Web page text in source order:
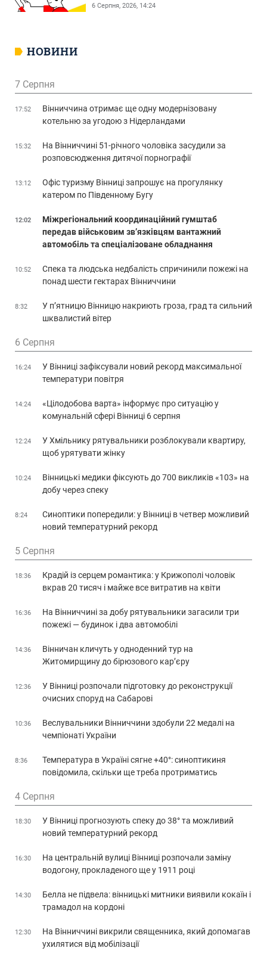
6 Серпня, 2026, 14:24
НОВИНИ
7 Серпня
17:52
Вінниччина отримає ще одну модернізовану
котельню за угодою з Нідерландами
15:32
На Вінниччині 51-річного чоловіка засудили за
розповсюдження дитячої порнографії
13:12
Офіс туризму Вінниці запрошує на прогулянку
катером по Південному Бугу
12:02
Міжрегіональний координаційний гумштаб
передав військовим зв’язківцям вантажний
автомобіль та спеціалізоване обладнання
10:52
Спека та людська недбалість спричинили пожежі на
понад шести гектарах Вінниччини
8:32
У п’ятницю Вінницю накриють гроза, град та сильний
шквалистий вітер
6 Серпня
16:24
У Вінниці зафіксували новий рекорд максимальної
температури повітря
14:24
«Цілодобова варта» інформує про ситуацію у
комунальній сфері Вінниці 6 серпня
12:24
У Хмільнику рятувальники розблокували квартиру,
щоб урятувати жінку
10:24
Вінницькі медики фіксують до 700 викликів «103» на
добу через спеку
8:24
Синоптики попередили: у Вінниці в четвер можливий
новий температурний рекорд
5 Серпня
18:36
Крадій із серцем романтика: у Крижополі чоловік
вкрав 20 тисяч і майже все витратив на квіти
16:36
На Вінниччині за добу рятувальники загасили три
пожежі — будинок і два автомобілі
14:36
Вінничан кличуть у одноденний тур на
Житомирщину до бірюзового кар’єру
12:36
У Вінниці розпочали підготовку до реконструкції
очисних споруд на Сабарові
10:36
Веслувальники Вінниччини здобули 22 медалі на
чемпіонаті України
8:36
Температура в Україні сягне +40°: синоптикиня
повідомила, скільки ще треба протриматись
4 Серпня
18:30
У Вінниці прогнозують спеку до 38° та можливий
новий температурний рекорд
16:30
На центральній вулиці Вінниці розпочали заміну
водогону, прокладеного ще у 1911 році
14:30
Белла не підвела: вінницькі митники виявили кокаїн і
трамадол на кордоні
12:30
На Вінниччині викрили священника, який допомагав
ухилятися від мобілізації